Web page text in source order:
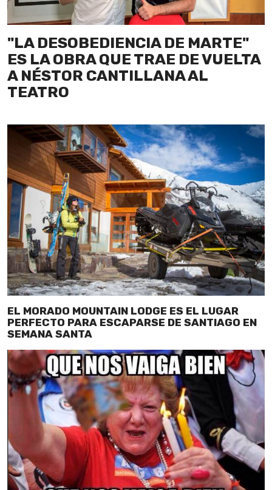
"LA DESOBEDIENCIA DE MARTE"
ES LA OBRA QUE TRAE DE VUELTA
A NÉSTOR CANTILLANA AL
TEATRO
EL MORADO MOUNTAIN LODGE ES EL LUGAR
PERFECTO PARA ESCAPARSE DE SANTIAGO EN
SEMANA SANTA